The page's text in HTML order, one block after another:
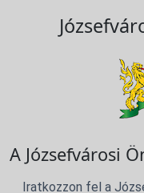
A Józsefvárosi
Iratkozzon fel a